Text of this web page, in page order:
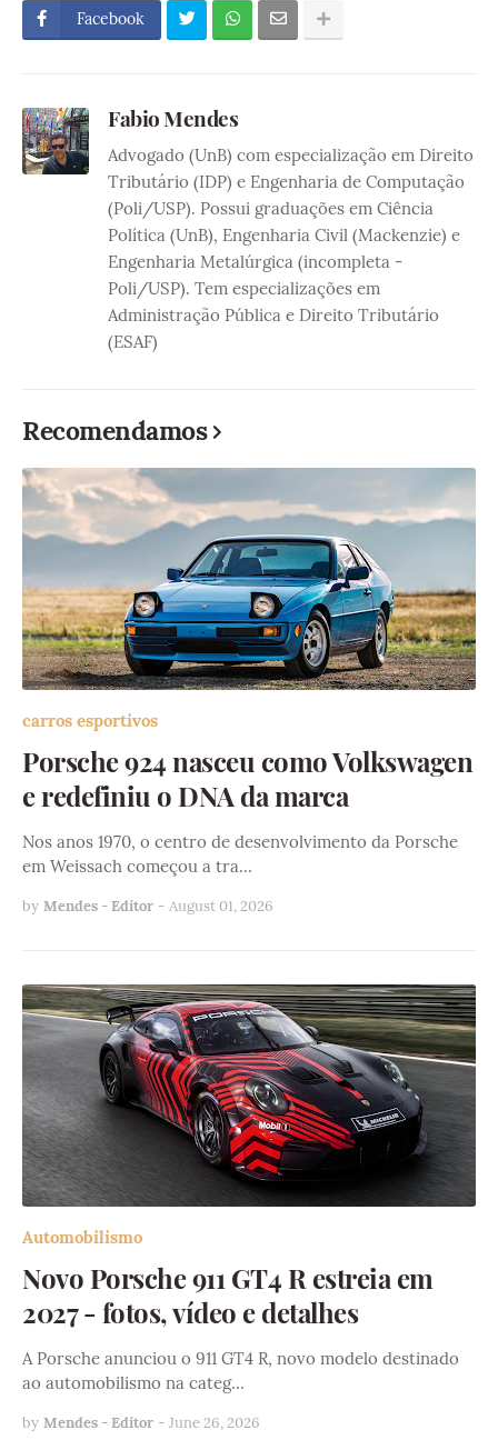
Facebook
Fabio Mendes
Advogado (UnB) com especialização em Direito
Tributário (IDP) e Engenharia de Computação
(Poli/USP). Possui graduações em Ciência
Política (UnB), Engenharia Civil (Mackenzie) e
Engenharia Metalúrgica (incompleta -
Poli/USP). Tem especializações em
Administração Pública e Direito Tributário
(ESAF)
Recomendamos
carros esportivos
Porsche 924 nasceu como Volkswagen
e redefiniu o DNA da marca
Nos anos 1970, o centro de desenvolvimento da Porsche
em Weissach começou a tra…
by Mendes - Editor - August 01, 2026
Automobilismo
Novo Porsche 911 GT4 R estreia em
2027 - fotos, vídeo e detalhes
A Porsche anunciou o 911 GT4 R, novo modelo destinado
ao automobilismo na categ…
by Mendes - Editor - June 26, 2026